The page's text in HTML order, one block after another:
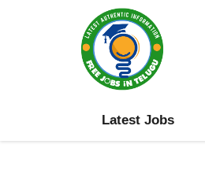
Latest Jobs